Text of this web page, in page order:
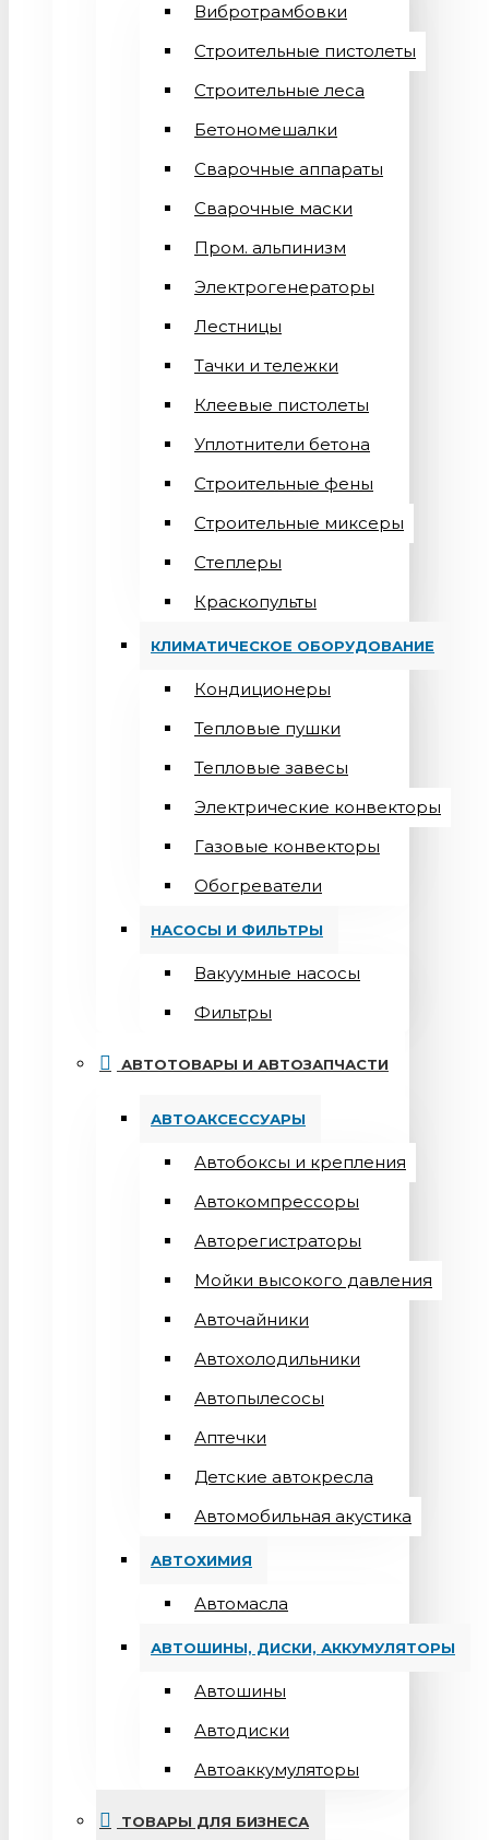
Вибротрамбовки
Строительные пистолеты
Строительные леса
Бетономешалки
Сварочные аппараты
Cварочные маски
Пром. альпинизм
Электрогенераторы
Лестницы
Тачки и тележки
Клеевые пистолеты
Уплотнители бетона
Строительные фены
Строительные миксеры
Степлеры
Краскопульты
КЛИМАТИЧЕСКОЕ ОБОРУДОВАНИЕ
Кондиционеры
Teпловые пушки
Тепловые завесы
Электрические конвекторы
Газовые конвекторы
Обогреватели
НАСОСЫ И ФИЛЬТРЫ
Вакуумные насосы
Фильтры
АВТОТОВАРЫ И АВТОЗАПЧАСТИ
АВТОАКСЕССУАРЫ
Автобоксы и крепления
Автокомпрессоры
Авторегистраторы
Мойки высокого давления
Авточайники
Автохолодильники
Автопылесосы
Аптечки
Детские автокресла
Автомобильная акустика
АВТОХИМИЯ
Автомасла
АВТОШИНЫ, ДИСКИ, АККУМУЛЯТОРЫ
Автошины
Автодиски
Автоаккумуляторы
ТОВАРЫ ДЛЯ БИЗНЕСА